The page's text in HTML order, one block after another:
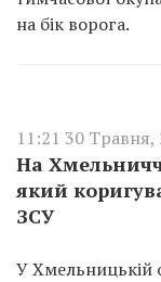
на бік ворога.
11:21 30 Травня,
На
який
ЗСУ
У Хмельницькій